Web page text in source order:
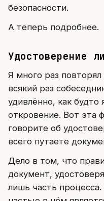
безопасности.
А теперь подробнее.
Удостоверение
Я много раз
всякий раз
удивлённо, как
откровение. Вот эта
говорите об
всего путаете
Дело в том, что
документ,
лишь часть